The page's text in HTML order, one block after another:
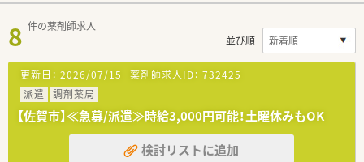
8 件の薬剤師求人
並び順
更新日： 2026/07/15 薬剤師求人ID： 732425
派遣
調剤薬局
【佐賀市】≪急募/派遣≫時給3,000円可能！土曜休みもOK
検討リストに追加